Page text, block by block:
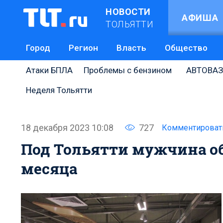
НОВОСТИ
ТОЛЬЯТТИ
АФИША
Город Регион Власть Общество
Атаки БПЛА Проблемы с бензином
АВТОВАЗ
Неделя Тольятти
18 декабря 2023 10:08 727
Под Тольятти мужчина
месяца